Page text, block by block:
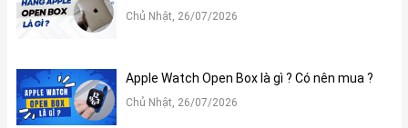
Chủ Nhật, 26/07/2026
Apple Watch Open Box là gì ? Có nên mua ?
Chủ Nhật, 26/07/2026